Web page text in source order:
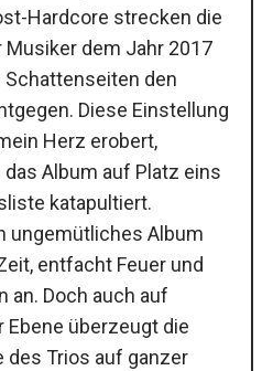
Hardcore strecken die
Musiker dem Jahr 2017
Schattenseiten den
Diese Einstellung
Herz erobert,
Album auf Platz eins
katapultiert.
ungemütliches Album
entfacht Feuer und
an. Doch auch auf
Ebene überzeugt die
des Trios auf ganzer